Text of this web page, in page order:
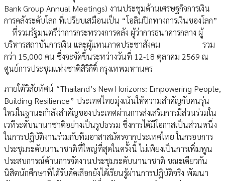
Bank Group Annual Meetings) งานประชุมด้านเศรษฐกิจการเงิน
การคลังระดับโลก ที่เปรียบเสมือนเป็น “โอลิมปิกทางการเงินของโลก”
ที่รวมรัฐมนตรีว่าการกระทรวงการคลัง ผู้ว่าการธนาคารกลาง ผู้
บริหารสถาบันการเงิน และผู้แทนภาคประชาสังคม รวม
กว่า 15,000 คน ซึ่งจะจัดขึ้นระหว่างวันที่ 12-18 ตุลาคม 2569 ณ
ศูนย์การประชุมแห่งชาติสิริกิติ์ กรุงเทพมหานคร
ภายใต้วิสัยทัศน์ “Thailand’s New Horizons: Empowering People,
Building Resilience” ประเทศไทยมุ่งเน้นให้ความสำคัญกับคนรุ่น
ใหม่ในฐานะกำลังสำคัญของประเทศผ่านการส่งเสริมการมีส่วนร่วมใน
เวทีระดับนานาชาติอย่างเป็นรูปธรรม ซึ่งการได้มีโอกาสเป็นส่วนหนึ่ง
ในการปฏิบัติงานร่วมกับทีมอาสาสมัครจากประเทศไทย ในกรอบการ
ประชุมระดับนานาชาติที่ใหญ่ที่สุดในครั้งนี้ ไม่เพียงเป็นการเพิ่มพูน
ประสบการณ์ด้านการจัดงานประชุมระดับนานาชาติ ขณะเดียวกัน
นิสิตนักศึกษาที่ได้รับคัดเลือกยังได้เรียนรู้ผ่านการปฏิบัติจริง พัฒนา